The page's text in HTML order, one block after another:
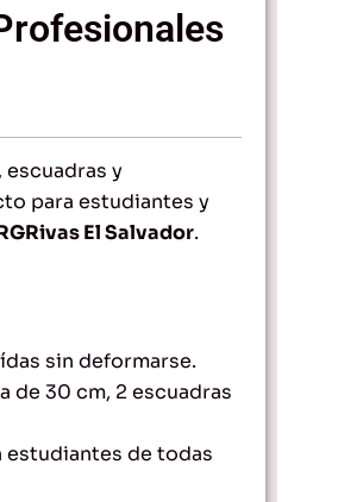
y
para estudiantes y
El Salvador.
sin deformarse.
de 30 cm, 2 escuadras
estudiantes de todas